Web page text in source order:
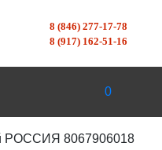
8 (846) 277-17-78
8 (917) 162-51-16
0
РОССИЯ 8067906018